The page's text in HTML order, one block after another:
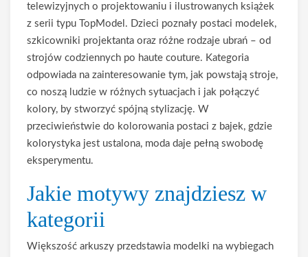
telewizyjnych o projektowaniu i ilustrowanych książek
z serii typu TopModel. Dzieci poznały postaci modelek,
szkicowniki projektanta oraz różne rodzaje ubrań – od
strojów codziennych po haute couture. Kategoria
odpowiada na zainteresowanie tym, jak powstają stroje,
co noszą ludzie w różnych sytuacjach i jak połączyć
kolory, by stworzyć spójną stylizację. W
przeciwieństwie do kolorowania postaci z bajek, gdzie
kolorystyka jest ustalona, moda daje pełną swobodę
eksperymentu.
Jakie motywy znajdziesz w
kategorii
Większość arkuszy przedstawia modelki na wybiegach